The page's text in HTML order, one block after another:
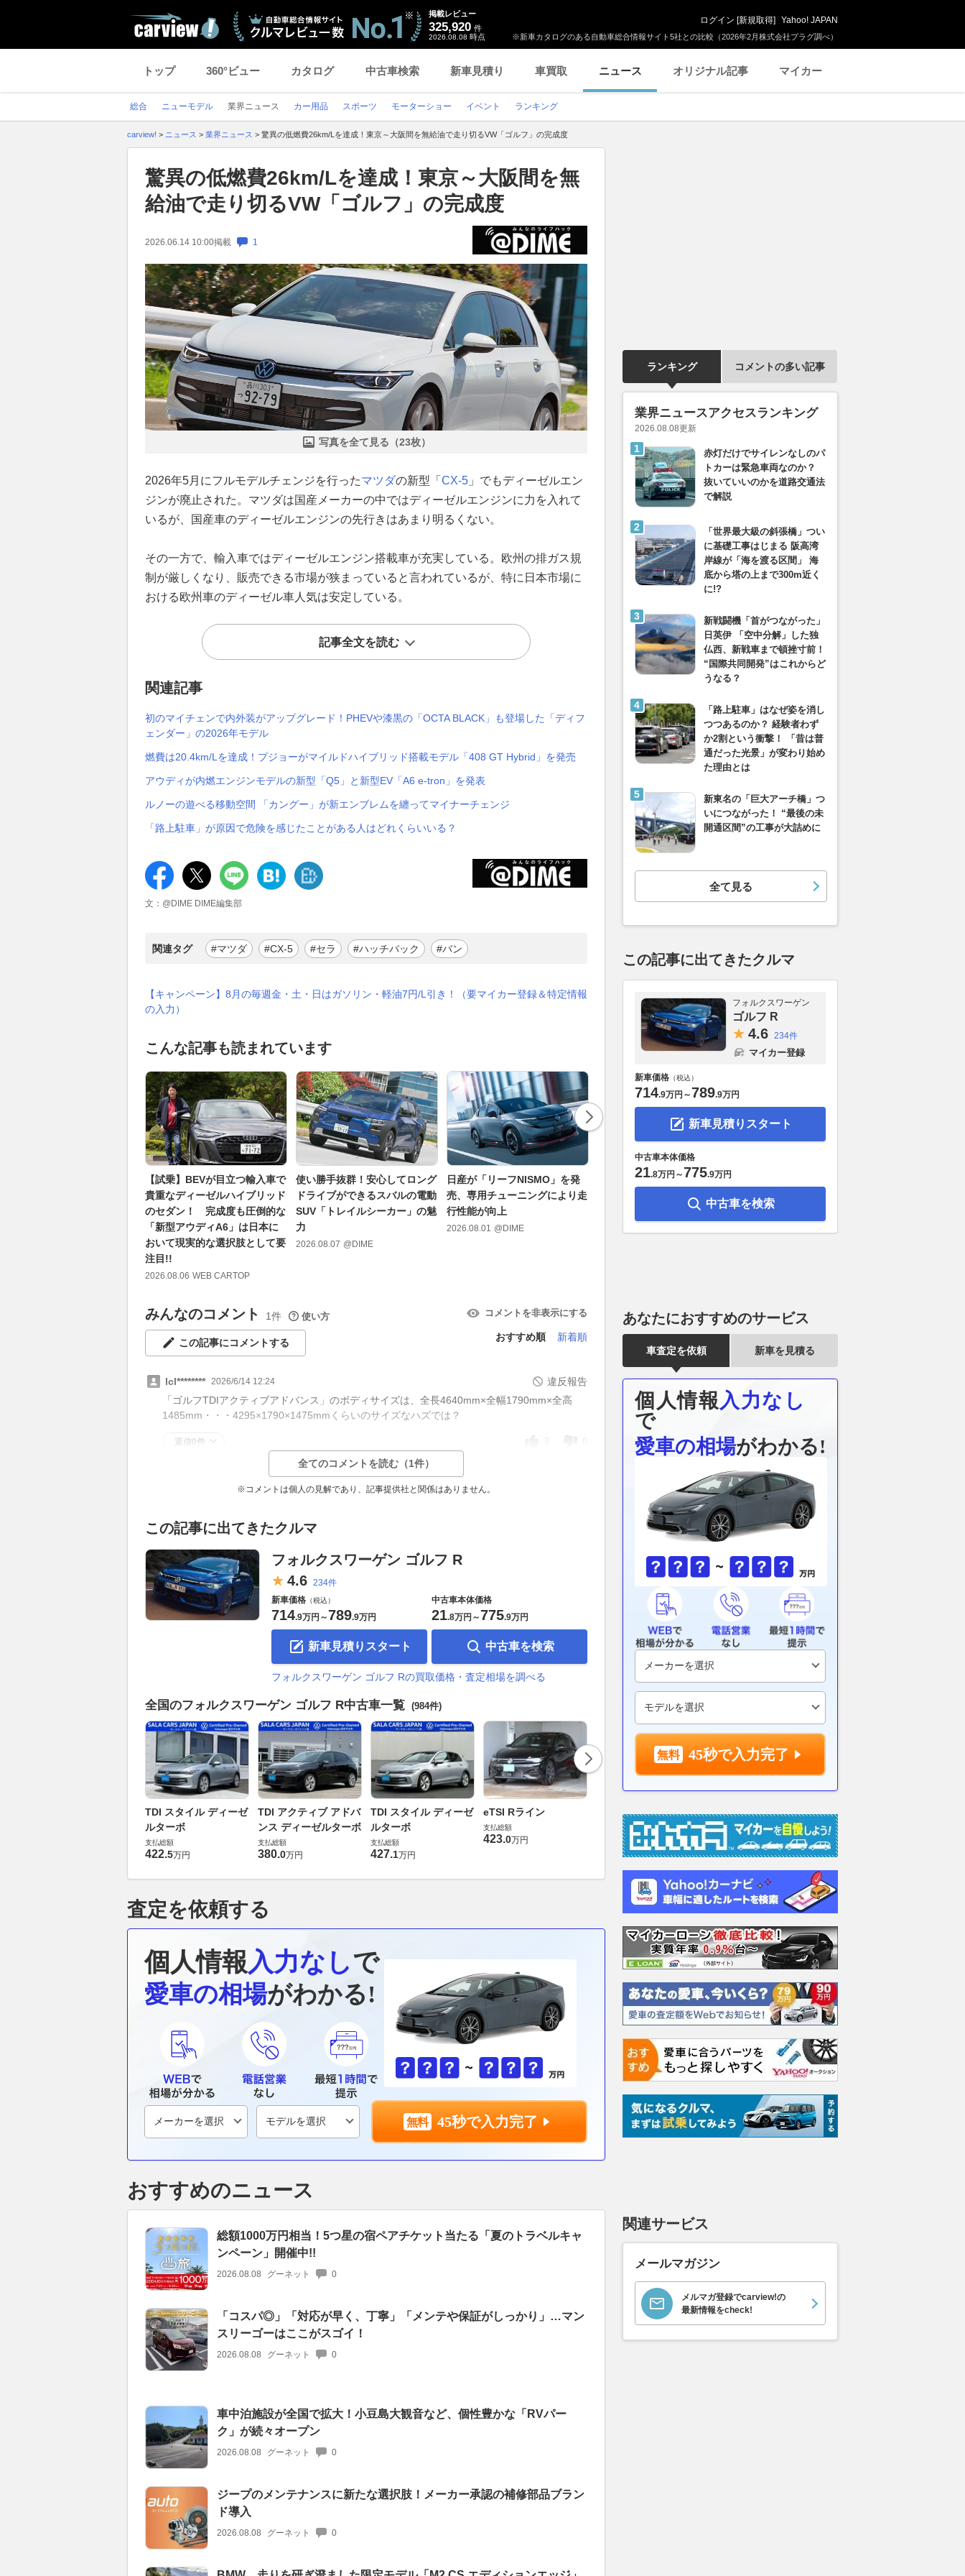
※新車カタログのある自動車総合情報サイト5社との比較（2026年2月株式会社プラグ調べ）
掲載レビュー
325,920 件
2026.08.08 時点
ログイン [新規取得] Yahoo! JAPAN
トップ 360°ビュー カタログ 中古車検索 新車見積り 車買取 ニュース オリジナル記事 マイカー
総合 ニューモデル 業界ニュース カー用品 スポーツ モーターショー イベント ランキング
carview! > ニュース > 業界ニュース > 驚異の低燃費26km/Lを達成！東京～大阪間を無給油で走り切るVW「ゴルフ」の完成度
驚異の低燃費26km/Lを達成！東京～大阪間を無
給油で走り切るVW「ゴルフ」の完成度
2026.06.14 10:00掲載 1
写真を全て見る（23枚）
2026年5月にフルモデルチェンジを行ったマツダの新型「 CX-5 」でもディーゼルエン
ジンが廃止された。マツダは国産メーカーの中ではディーゼルエンジンに力を入れて
いるが、国産車のディーゼルエンジンの先行きはあまり明るくない。
その一方で、輸入車ではディーゼルエンジン搭載車が充実している。欧州の排ガス規
制が厳しくなり、販売できる市場が狭まっていると言われているが、特に日本市場に
おける欧州車のディーゼル車人気は安定している。
記事全文を読む
関連記事
初のマイチェンで内外装がアップグレード！PHEVや漆黒の「OCTA BLACK」も登場した「ディフ
ェンダー」の2026年モデル
燃費は20.4km/Lを達成！プジョーがマイルドハイブリッド搭載モデル「408 GT Hybrid」を発売
アウディが内燃エンジンモデルの新型「Q5」と新型EV「A6 e-tron」を発表
ルノーの遊べる移動空間 「カングー」が新エンブレムを纏ってマイナーチェンジ
「路上駐車」が原因で危険を感じたことがある人はどれくらいいる？
文：@DIME DIME編集部
関連タグ #マツダ #CX-5 #セラ #ハッチバック #バン
【キャンペーン】8月の毎週金・土・日はガソリン・軽油7円/L引き！（要マイカー登録＆特定情報
の入力）
こんな記事も読まれています
【試乗】BEVが目立つ輸入車で
貴重なディーゼルハイブリッド
のセダン！ 完成度も圧倒的な
「新型アウディA6」は日本に
おいて現実的な選択肢として要
注目!!
2026.08.06 WEB CARTOP
使い勝手抜群！安心してロング
ドライブができるスバルの電動
SUV「トレイルシーカー」の魅
力
2026.08.07 @DIME
日産が「リーフNISMO」を発
売、専用チューニングにより走
行性能が向上
2026.08.01 @DIME
実質200万円以下で手に入る
BYDの軽EV「RACCO」が爆売
きるか？補助金利用なら200万
円以下で買えるBYDの軽
みんなのコメント 1件 使い方 コメントを非表示にする
この記事にコメントする
おすすめ順 新着順
lcl******** 2026/6/14 12:24
違反報告
「ゴルフTDIアクティブアドバンス」のボディサイズは、全長4640mm×全幅1790mm×全高
1485mm・・・4295×1790×1475mmくらいのサイズなハズでは？
返信0件
全てのコメントを読む（1件）
※コメントは個人の見解であり、記事提供社と関係はありません。
この記事に出てきたクルマ
フォルクスワーゲン ゴルフ R
4.6 234件
新車価格 （税込）
714.9万円 ～789.9万円
新車見積りスタート
中古車本体価格
21.8万円 ～775.9万円
中古車を検索
フォルクスワーゲン ゴルフ Rの買取価格・査定相場を調べる
全国のフォルクスワーゲン ゴルフ R中古車一覧 (984件)
TDI スタイル ディーゼ
ルターボ
支払総額
422.5万円
TDI アクティブ アドバ
ンス ディーゼルターボ
支払総額
380.0万円
TDI スタイル ディーゼ
ルターボ
支払総額
427.1万円
eTSI Rライン
支払総額
423.0万円
支払総額
4万円
ンス ディーゼルターボ
支払総額
400.7 万円
支払総額
440
査定を依頼する
個人情報入力なしで
愛車の相場がわかる!
45秒で入力完了
おすすめのニュース
総額1000万円相当！5つ星の宿ペアチケット当たる「夏のトラベルキャ
ンペーン」開催中!!
2026.08.08 グーネット 0
「コスパ◎」「対応が早く、丁寧」「メンテや保証がしっかり」…マン
スリーゴーはここがスゴイ！
2026.08.08 グーネット 0
車中泊施設が全国で拡大！小豆島大観音など、個性豊かな「RVパー
ク」が続々オープン
2026.08.08 グーネット 0
ジープのメンテナンスに新たな選択肢！メーカー承認の補修部品ブラン
ド導入
2026.08.08 グーネット 0
ランキング コメントの多い記事
業界ニュースアクセスランキング
2026.08.08更新
赤灯だけでサイレンなしのパ
トカーは緊急車両なのか？
抜いていいのかを道路交通法
で解説
「世界最大級の斜張橋」つい
に基礎工事はじまる 阪高湾
岸線が「海を渡る区間」 海
底から塔の上まで300m近く
に!?
新戦闘機「首がつながった」
日英伊 「空中分解」した独
仏西、新戦車まで頓挫寸前！
“国際共同開発”はこれからど
うなる？
「路上駐車」はなぜ姿を消し
つつあるのか？ 経験者わず
か2割という衝撃！ 「昔は普
通だった光景」が変わり始め
た理由とは
新東名の「巨大アーチ橋」つ
いにつながった！ “最後の未
開通区間”の工事が大詰めに
全て見る
この記事に出てきたクルマ
フォルクスワーゲン
ゴルフ R
4.6 234件
マイカー登録
新車価格 （税込）
714.9万円 ～789.9万円
新車見積りスタート
中古車本体価格
21.8万円 ～775.9万円
中古車を検索
あなたにおすすめのサービス
車査定を依頼 新車を見積る
個人情報 入力なし
で
愛車の相場がわかる!
45秒で入力完了
関連サービス
メールマガジン
メルマガ登録でcarview!の
最新情報をcheck!